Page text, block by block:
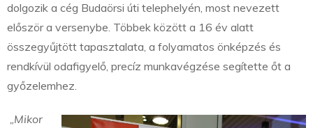
dolgozik a cég Budaörsi úti telephelyén, most nevezett
először a versenybe. Többek között a 16 év alatt
összegyűjtött tapasztalata, a folyamatos önképzés és
rendkívül odafigyelő, precíz munkavégzése segítette őt a
győzelemhez.
„Mikor